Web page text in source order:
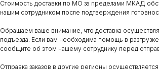
Стоимость доставки по МО за пределами МКАД
нашим сотрудником после подтверждения
Обращаем ваше внимание, что доставка
подъезда. Если вам необходима помощь в
сообщите об этом нашему сотруднику перед
Отправка заказов в другие регионы